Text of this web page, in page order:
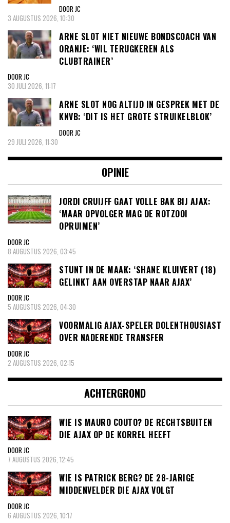
DOOR JC
3 AUGUSTUS 2026, 10:30
ARNE SLOT NIET NIEUWE BONDSCOACH VAN
ORANJE: ‘WIL TERUGKEREN ALS
CLUBTRAINER’
DOOR JC
30 JULI 2026, 11:17
ARNE SLOT NOG ALTIJD IN GESPREK MET DE
KNVB: ‘DIT IS HET GROTE STRUIKELBLOK’
DOOR JC
29 JULI 2026, 11:30
OPINIE
JORDI CRUIJFF GAAT VOLLE BAK BIJ AJAX:
‘MAAR OPVOLGER MAG DE ROTZOOI
OPRUIMEN’
DOOR JC
8 AUGUSTUS 2026, 03:45
STUNT IN DE MAAK: ‘SHANE KLUIVERT (18)
GELINKT AAN OVERSTAP NAAR AJAX’
DOOR JC
5 AUGUSTUS 2026, 04:30
VOORMALIG AJAX-SPELER DOLENTHOUSIAST
OVER NADERENDE TRANSFER
DOOR JC
2 AUGUSTUS 2026, 02:15
ACHTERGROND
WIE IS MAURO COUTO? DE RECHTSBUITEN
DIE AJAX OP DE KORREL HEEFT
DOOR JC
7 AUGUSTUS 2026, 12:45
WIE IS PATRICK BERG? DE 28-JARIGE
MIDDENVELDER DIE AJAX VOLGT
DOOR JC
6 AUGUSTUS 2026, 10:17